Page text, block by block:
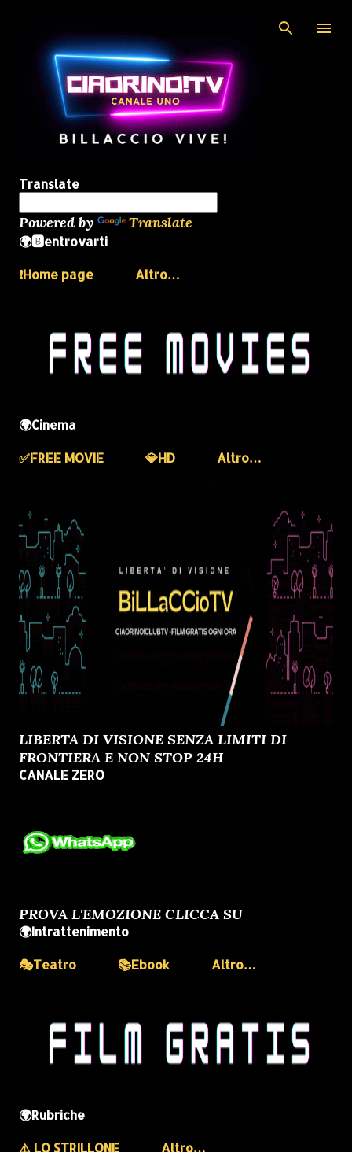
Translate
Powered by Translate
🌍🅱️entrovarti
❗️Home page
Altro…
🌍Cinema
✅️FREE MOVIE
💎HD Altro…
LIBERTA DI VISIONE SENZA LIMITI DI
FRONTIERA E NON STOP 24H
CANALE ZERO
PROVA L'EMOZIONE CLICCA SU
🌍Intrattenimento
🎭Teatro
📚Ebook Altro…
🌍Rubriche
⚠️ LO STRILLONE
Altro…